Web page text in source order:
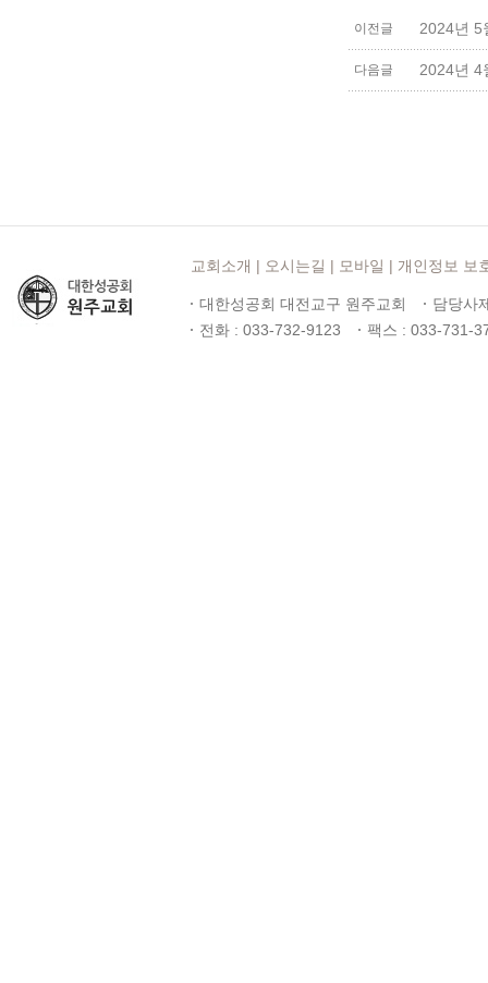
이전글 2024년 5
다음글 2024년 4
교회소개 | 오시는길 | 모바일 | 개인정보 보
대한성공회 대전교구 원주교회
담당사
전화 : 033-732-9123
팩스 : 033-